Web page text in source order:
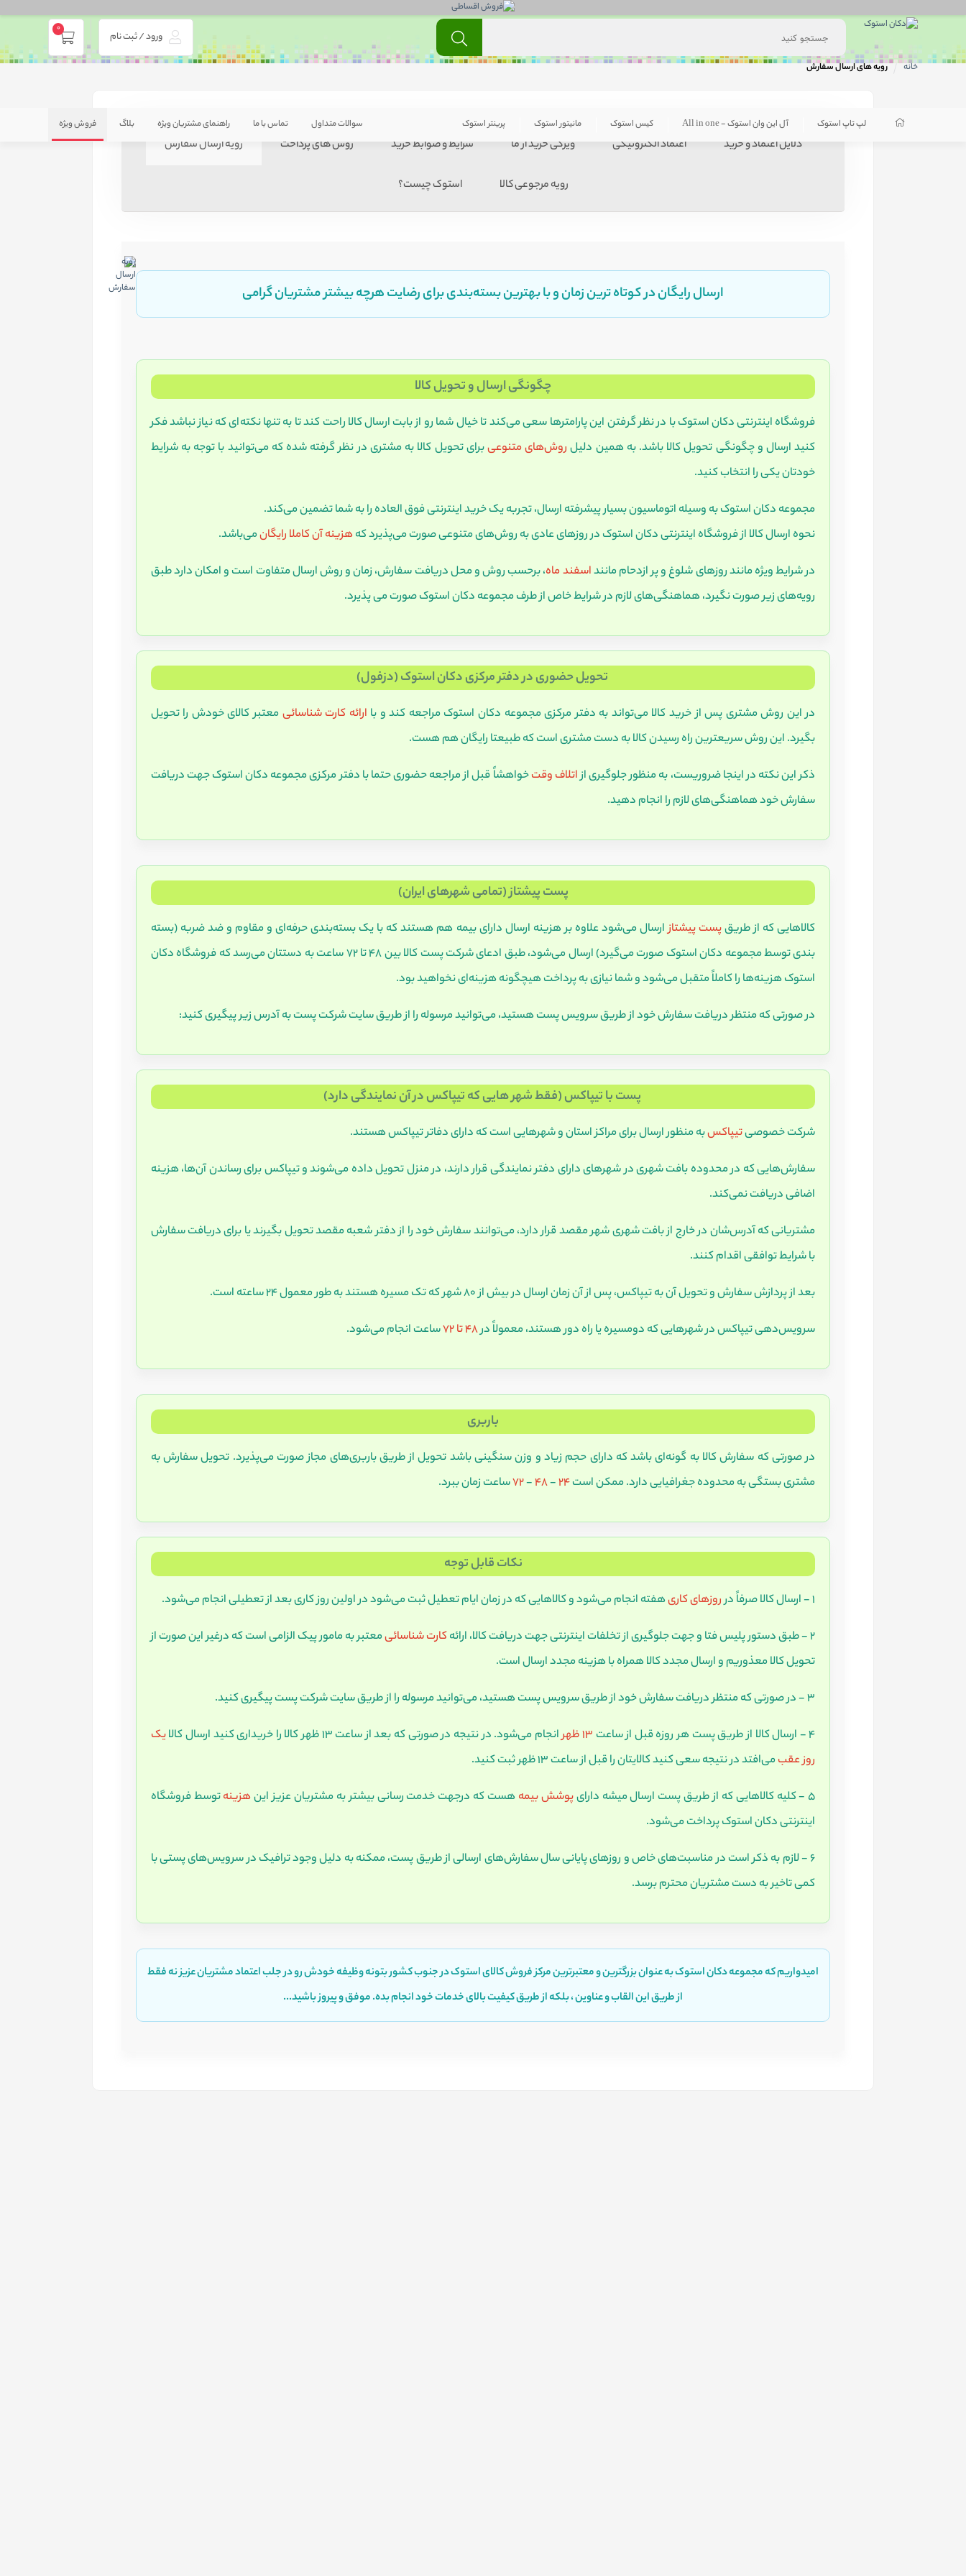
ورود / ثبت نام
0
لپ تاپ استوک آل این وان استوک - All in one کیس استوک مانیتور استوک پرینتر استوک سوالات متداول تماس با ما راهنمای مشتریان ویژه بلاگ فروش ویژه
خانه رویه های ارسال سفارش
دلایل اعتماد و خرید اعتماد الکترونیکی ویژگی خرید از ما شرایط و ضوابط خرید روش های پرداخت رویه ارسال سفارش
رویه مرجوعی کالا استوک چیست؟
ارسال رایگان در کوتاه ترین زمان و با بهترین بسته‌بندی برای رضایت هرچه بیشتر مشتریان گرامی
چگونگی ارسال و تحویل کالا
فروشگاه اینترنتی دکان استوک با در نظر گرفتن این پارامترها سعی می‌کند تا خیال شما رو از بابت ارسال کالا راحت کند تا به تنها نکته‌ای که نیاز نباشد فکر
کنید ارسال و چگونگی تحویل کالا باشد. به همین دلیلروش‌های متنوعیبرای تحویل کالا به مشتری در نظر گرفته شده که می‌توانید با توجه به شرایط
خودتان یکی را انتخاب کنید.
مجموعه دکان استوک به وسیله اتوماسیون بسیار پیشرفته ارسال، تجربه یک خرید اینترنتی فوق العاده را به شما تضمین می‌کند.
نحوه ارسال کالا از فروشگاه اینترنتی دکان استوک در روزهای عادی به روش‌های متنوعی صورت می‌پذیرد کههزینه آن کاملا رایگانمی‌باشد.
در شرایط ویژه مانند روزهای شلوغ و پر ازدحام ماننداسفند ماه، برحسب روش و محل دریافت سفارش، زمان و روش ارسال متفاوت است و امکان دارد طبق
رویه‌های زیر صورت نگیرد، هماهنگی‌های لازم در شرایط خاص از طرف مجموعه دکان استوک صورت می پذیرد.
تحویل حضوری در دفتر مرکزی دکان استوک (دزفول)
در این روش مشتری پس از خرید کالا می‌تواند به دفتر مرکزی مجموعه دکان استوک مراجعه کند و با ارائه کارت شناسائیمعتبر کالای خودش را تحویل
بگیرد. این روش سریعترین راه رسیدن کالا به دست مشتری است که طبیعتا رایگان هم هست.
ذکر این نکته در اینجا ضروریست، به منظور جلوگیری ازاتلاف وقتخواهشاً قبل از مراجعه حضوری حتما با دفتر مرکزی مجموعه دکان استوک جهت دریافت
سفارش خود هماهنگی‌های لازم را انجام دهید.
پست پیشتاز (تمامی شهرهای ایران)
کالاهایی که از طریقپست پیشتازارسال می‌شود علاوه بر هزینه ارسال دارای بیمه هم هستند که با یک بسته‌بندی حرفه‌ای و مقاوم و ضد ضربه (بسته
بندی توسط مجموعه دکان استوک صورت می‌گیرد) ارسال می‌شود، طبق ادعای شرکت پست کالا بین 48 تا 72 ساعت به دستتان می‌رسد که فروشگاه دکان
استوک هزینه‌ها را کاملاً متقبل می‌شود و شما نیازی به پرداخت هیچگونه هزینه‌ای نخواهید بود.
در صورتی که منتظر دریافت سفارش خود از طریق سرویس پست هستید، می‌توانید مرسوله را از طریق سایت شرکت پست به آدرس زیر پیگیری کنید:
پست با تیپاکس (فقط شهر هایی که تیپاکس در آن نمایندگی دارد)
شرکت خصوصیتیپاکسبه منظور ارسال برای مراکز استان و شهرهایی است که دارای دفاتر تیپاکس هستند.
سفارش‌هایی که در محدوده بافت شهری در شهرهای دارای دفتر نمایندگی قرار دارند، در منزل تحویل داده می‌شوند و تیپاکس برای رساندن آن‌ها، هزینه
اضافی دریافت نمی‌کند.
مشتریانی که آدرس‌شان در خارج از بافت شهری شهر مقصد قرار دارد، می‌توانند سفارش خود را از دفتر شعبه مقصد تحویل بگیرند یا برای دریافت سفارش
با شرایط توافقی اقدام کنند.
بعد از پردازش سفارش و تحویل آن به تیپاکس، پس از آن زمان ارسال در بیش از 80 شهر که تک مسیره هستند به طور معمول 24 ساعته است.
سرویس‌دهی تیپاکس در شهرهایی که دومسیره یا راه دور هستند، معمولاً در48 تا 72 ساعت انجام می‌شود.
باربری
در صورتی که سفارش کالا به گونه‌ای باشد که دارای حجم زیاد و وزن سنگینی باشد تحویل از طریق باربری‌های مجاز صورت می‌پذیرد. تحویل سفارش به
مشتری بستگی به محدوده جغرافیایی دارد. ممکن است24
-
48
-
72ساعت زمان ببرد.
نکات قابل توجه
1 - ارسال کالا صرفاً در روزهای کاریهفته انجام می‌شود و کالاهایی که در زمان ایام تعطیل ثبت می‌شود در اولین روز کاری بعد از تعطیلی انجام می‌شود.
2 - طبق دستور پلیس فتا و جهت جلوگیری از تخلفات اینترنتی جهت دریافت کالا، ارائه
کارت شناسائیمعتبر به مامور پیک الزامی است که درغیر این صورت از
تحویل کالا معذوریم و ارسال مجدد کالا همراه با هزینه مجدد ارسال است.
3 - در صورتی که منتظر دریافت سفارش خود از طریق سرویس پست هستید، می‌توانید مرسوله را از طریق سایت شرکت پست پیگیری کنید.
4 - ارسال کالا از طریق پست هر روزه قبل از ساعت
13 ظهر انجام می‌شود. در نتیجه در صورتی که بعد از ساعت 13 ظهر کالا را خریداری کنید ارسال کالا
یک
روز عقبمی‌افتد در نتیجه سعی کنید کالایتان را قبل از ساعت 13 ظهر ثبت کنید.
5 - کلیه کالاهایی که از طریق پست ارسال میشه دارای
پوشش بیمههست که درجهت خدمت رسانی بیشتر به مشتریان عزیز اینهزینهتوسط فروشگاه
اینترنتی دکان استوک پرداخت می‌شود.
6 - لازم به ذکر است در مناسبت‌های خاص و روزهای پایانی سال سفارش‌های ارسالی از طریق پست، ممکنه به دلیل وجود ترافیک در سرویس‌های پستی با
کمی تاخیر به دست مشتریان محترم برسد.
امیدواریم که مجموعه دکان استوک به عنوان بزرگترین و معتبرترین مرکز فروش کالای استوک در جنوب کشور بتونه وظیفه خودش رو در جلب اعتماد مشتریان عزیز نه فقط
از طریق این القاب و عناوین ، بلکه از طریق کیفیت بالای خدمات خود انجام بده. موفق و پیروز باشید...